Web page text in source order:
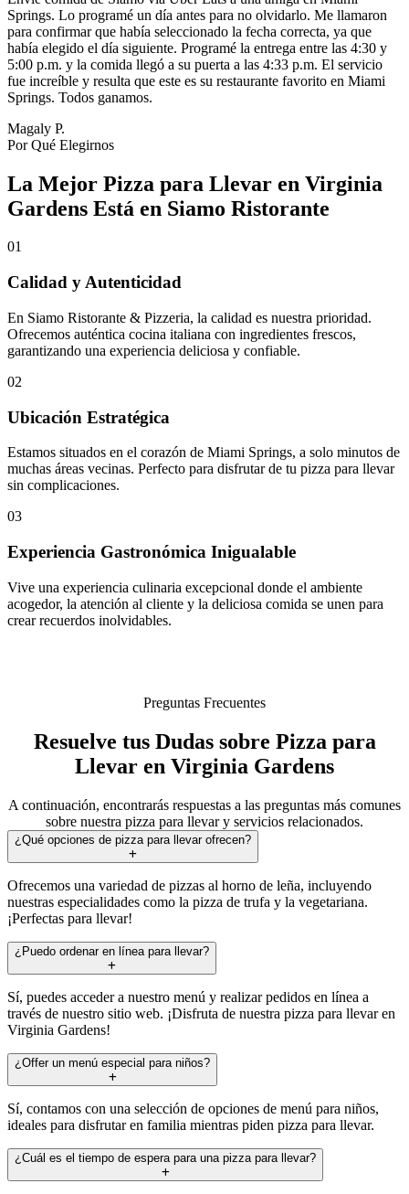
Springs. Lo programé un día antes para no olvidarlo. Me llamaron
para confirmar que había seleccionado la fecha correcta, ya que
había elegido el día siguiente. Programé la entrega entre las 4:30 y
5:00 p.m. y la comida llegó a su puerta a las 4:33 p.m. El servicio
fue increíble y resulta que este es su restaurante favorito en Miami
Springs. Todos ganamos.
Magaly P.
Por Qué Elegirnos
La Mejor Pizza para Llevar en Virginia
Gardens Está en Siamo Ristorante
01
Calidad y Autenticidad
En Siamo Ristorante & Pizzeria, la calidad es nuestra prioridad.
Ofrecemos auténtica cocina italiana con ingredientes frescos,
garantizando una experiencia deliciosa y confiable.
02
Ubicación Estratégica
Estamos situados en el corazón de Miami Springs, a solo minutos de
muchas áreas vecinas. Perfecto para disfrutar de tu pizza para llevar
sin complicaciones.
03
Experiencia Gastronómica Inigualable
Vive una experiencia culinaria excepcional donde el ambiente
acogedor, la atención al cliente y la deliciosa comida se unen para
crear recuerdos inolvidables.
Preguntas Frecuentes
Resuelve tus Dudas sobre Pizza para
Llevar en Virginia Gardens
A continuación, encontrarás respuestas a las preguntas más comunes
sobre nuestra pizza para llevar y servicios relacionados.
¿Qué opciones de pizza para llevar ofrecen?
Ofrecemos una variedad de pizzas al horno de leña, incluyendo
nuestras especialidades como la pizza de trufa y la vegetariana.
¡Perfectas para llevar!
¿Puedo ordenar en línea para llevar?
Sí, puedes acceder a nuestro menú y realizar pedidos en línea a
través de nuestro sitio web. ¡Disfruta de nuestra pizza para llevar en
Virginia Gardens!
¿Offer un menú especial para niños?
Sí, contamos con una selección de opciones de menú para niños,
ideales para disfrutar en familia mientras piden pizza para llevar.
¿Cuál es el tiempo de espera para una pizza para llevar?